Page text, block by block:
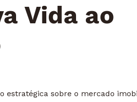
Vida ao
estratégica sobre o mercado